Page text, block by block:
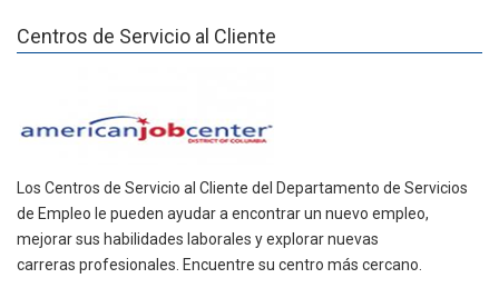
Centros de Servicio al Cliente
Los Centros de Servicio al Cliente del Departamento de Servicios
de Empleo le pueden ayudar a encontrar un nuevo empleo,
mejorar sus habilidades laborales y explorar nuevas
carreras profesionales. Encuentre su centro más cercano.